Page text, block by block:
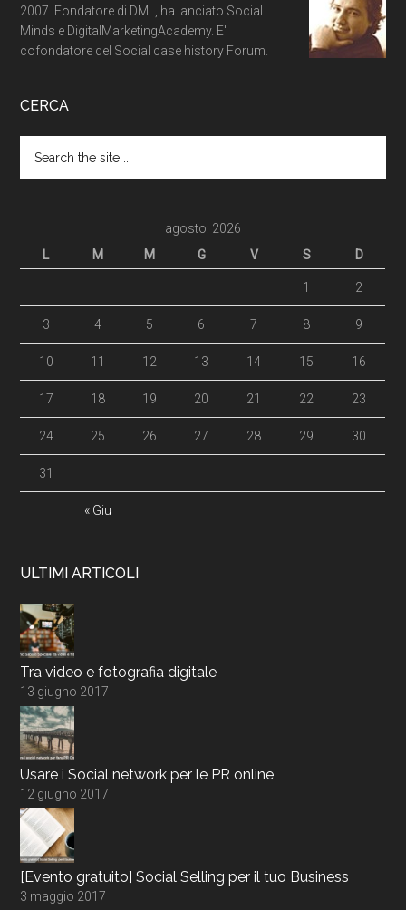
2007. Fondatore di DML, ha lanciato Social
Minds e DigitalMarketingAcademy. E'
cofondatore del Social case history Forum.
CERCA
agosto: 2026
L
M M G V S D
« Giu
1 2
3 4 5 6 7 8 9
10 11 12 13 14 15 16
17 18 19 20 21 22 23
24 25 26 27 28 29 30
31
ULTIMI ARTICOLI
Tra video e fotografia digitale
13 giugno 2017
Usare i Social network per le PR online
12 giugno 2017
[Evento gratuito] Social Selling per il tuo Business
3 maggio 2017